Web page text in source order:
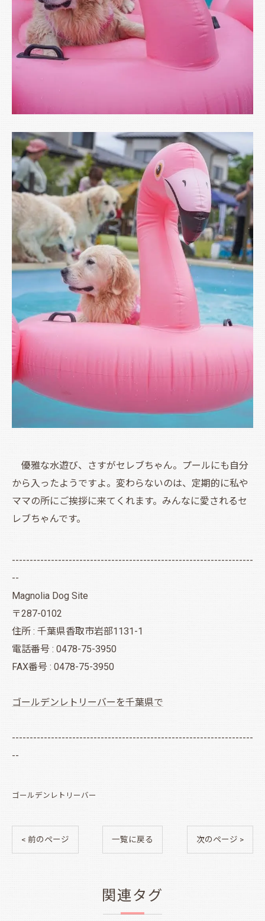
優雅な水遊び、さすがセレブちゃん。プールにも自分
から入ったようですよ。変わらないのは、定期的に私や
ママの所にご挨拶に来てくれます。みんなに愛されるセ
レブちゃんです。
--------------------------------------------------------------------
--
Magnolia Dog Site
〒287-0102
住所 : 千葉県香取市岩部1131-1
電話番号 : 0478-75-3950
FAX番号 : 0478-75-3950
ゴールデンレトリーバーを千葉県で
--------------------------------------------------------------------
--
ゴールデンレトリーバー
< 前のページ 一覧に戻る 次のページ >
関連タグ